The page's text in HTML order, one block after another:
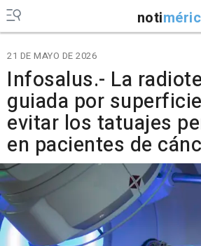
noti
21 DE MAYO DE 2026
Infosalus.- La
guiada por
evitar los tatuajes
en pacientes de